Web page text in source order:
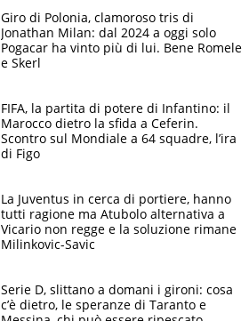
Giro di Polonia, clamoroso tris di
Jonathan Milan: dal 2024 a oggi solo
Pogacar ha vinto più di lui. Bene Romele
e Skerl
FIFA, la partita di potere di Infantino: il
Marocco dietro la sfida a Ceferin.
Scontro sul Mondiale a 64 squadre, l’ira
di Figo
La Juventus in cerca di portiere, hanno
tutti ragione ma Atubolo alternativa a
Vicario non regge e la soluzione rimane
Milinkovic-Savic
Serie D, slittano a domani i gironi: cosa
c’è dietro, le speranze di Taranto e